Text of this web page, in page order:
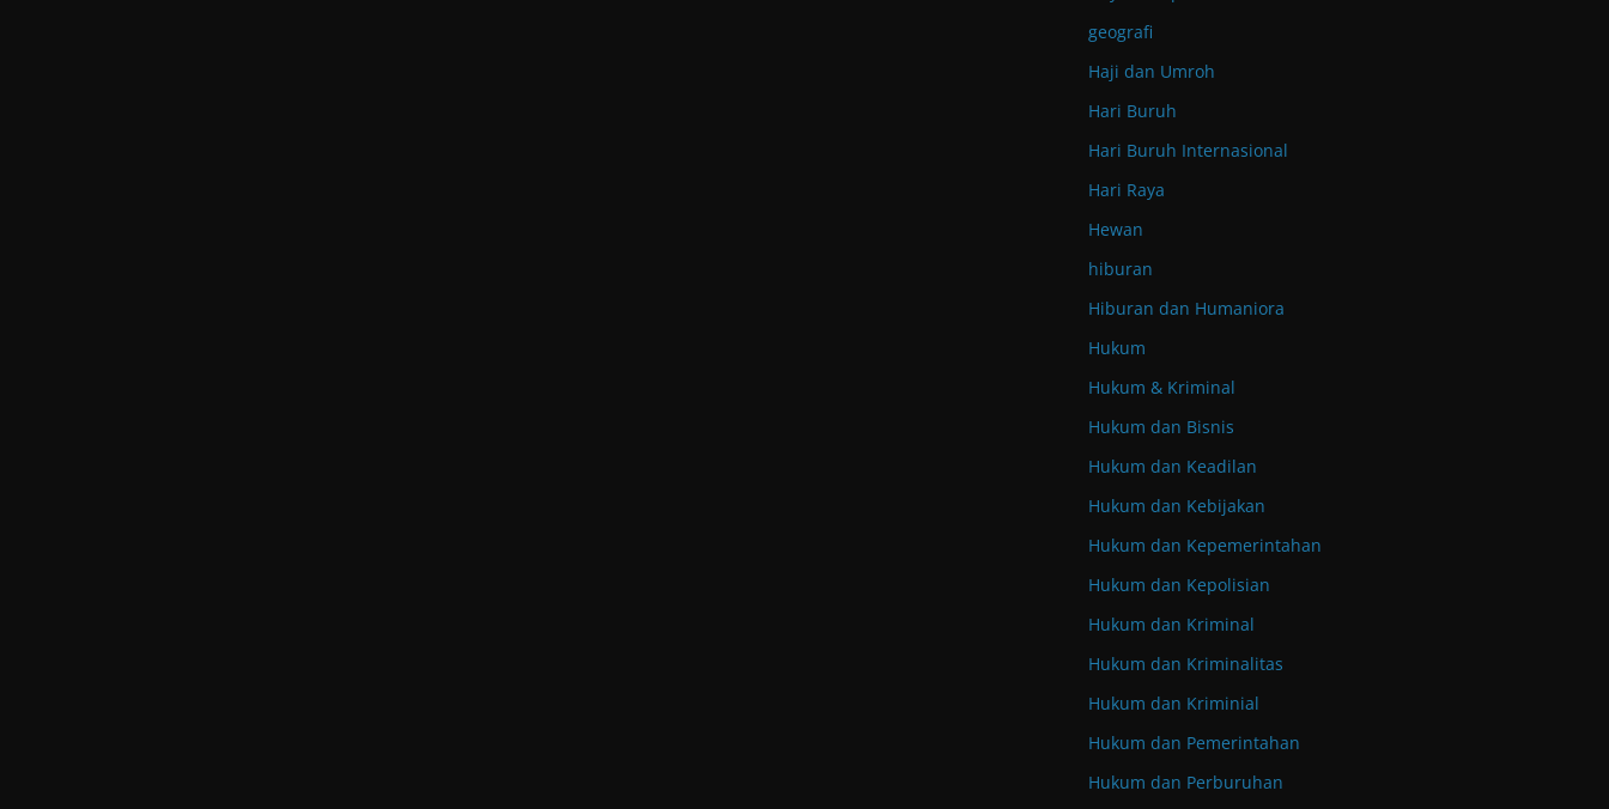
geografi
Haji dan Umroh
Hari Buruh
Hari Buruh Internasional
Hari Raya
Hewan
hiburan
Hiburan dan Humaniora
Hukum
Hukum & Kriminal
Hukum dan Bisnis
Hukum dan Keadilan
Hukum dan Kebijakan
Hukum dan Kepemerintahan
Hukum dan Kepolisian
Hukum dan Kriminal
Hukum dan Kriminalitas
Hukum dan Kriminial
Hukum dan Pemerintahan
Hukum dan Perburuhan